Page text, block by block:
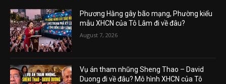
Phương Hằng gây bão mạng, Phường kiểu
mẫu XHCN của Tô Lâm đi về đâu?
August 7, 2026
Vụ án tham nhũng Sheng Thao – David
Duong đi về đâu? Mô hình XHCN của Tô